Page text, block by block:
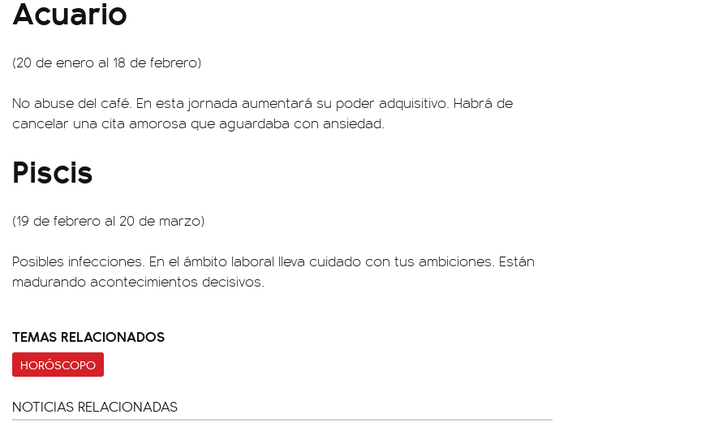
Acuario
(20 de enero al 18 de febrero)
No abuse del café. En esta jornada aumentará su poder adquisitivo. Habrá de
cancelar una cita amorosa que aguardaba con ansiedad.
Piscis
(19 de febrero al 20 de marzo)
Posibles infecciones. En el ámbito laboral lleva cuidado con tus ambiciones. Están
madurando acontecimientos decisivos.
TEMAS RELACIONADOS
HORÓSCOPO
NOTICIAS RELACIONADAS